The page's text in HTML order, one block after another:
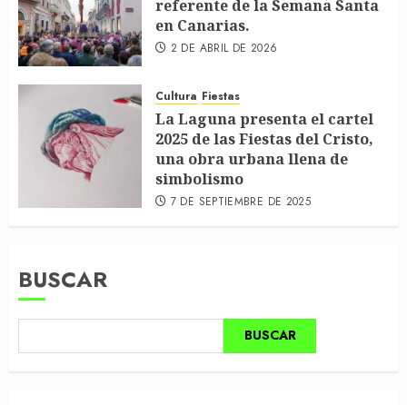
referente de la Semana Santa
en Canarias.
2 DE ABRIL DE 2026
Cultura Fiestas
La Laguna presenta el cartel
2025 de las Fiestas del Cristo,
una obra urbana llena de
simbolismo
7 DE SEPTIEMBRE DE 2025
BUSCAR
BUSCAR